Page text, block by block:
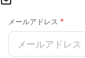
メールアドレス *